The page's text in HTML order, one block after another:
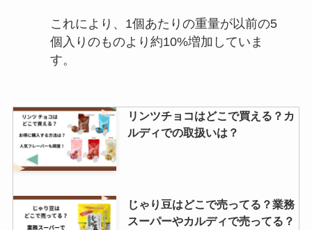
これにより、1個あたりの重量が以前の5
個入りのものより約10%増加していま
す。
リンツチョコはどこで買える？カ
ルディでの取扱いは？
じゃり豆はどこで売ってる？業務
スーパーやカルディで売ってる？